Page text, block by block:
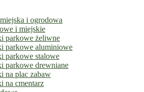
i ogrodowa
i miejskie
parkowe żeliwne
parkowe aluminiowe
parkowe stalowe
parkowe drewniane
na plac zabaw
na cmentarz